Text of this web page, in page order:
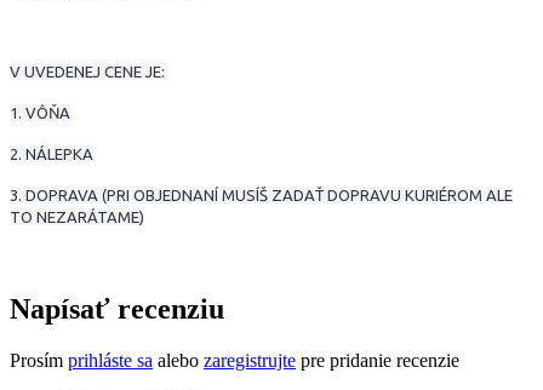
V UVEDENEJ CENE JE:
1. VÔŇA
2. NÁLEPKA
3. DOPRAVA (PRI OBJEDNANÍ MUSÍŠ ZADAŤ DOPRAVU KURIÉROM ALE
TO NEZARÁTAME)
Napísať recenziu
Prosím prihláste sa alebo zaregistrujte pre pridanie recenzie